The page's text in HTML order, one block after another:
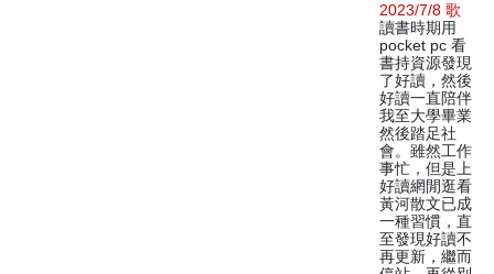
2023/7/8 歌
讀書時期用
pocket pc 看
書持資源發現
了好讀，然後
好讀一直陪伴
我至大學畢業
然後踏足社
會。雖然工作
事忙，但是上
好讀網閒逛看
黃河散文已成
一種習慣，直
至發現好讀不
再更新，繼而